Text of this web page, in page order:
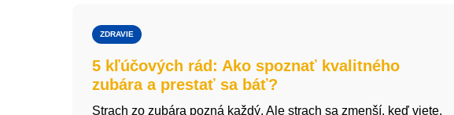
ZDRAVIE
5 kľúčových rád: Ako spoznať kvalitného
zubára a prestať sa báť?
Strach zo zubára pozná každý. Ale strach sa zmenší, keď viete,